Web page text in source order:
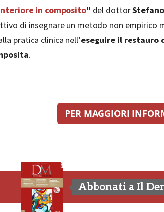
in composito" del dottor
di insegnare un metodo non empirico
pratica clinica nell’eseguire il
.
PER MAGGIORI
Abbonati a Il